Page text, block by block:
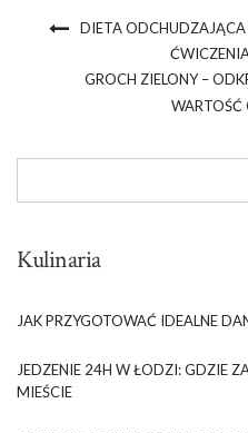
DIETA ODCHUDZAJĄCA
GROCH ZIELONY –
Kulinaria
JAK PRZYGOTOWAĆ IDEALNE
JEDZENIE 24H W ŁODZI: GDZIE
MIEŚCIE